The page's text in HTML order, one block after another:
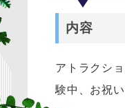
内容
アトラクシ
験中、お祝